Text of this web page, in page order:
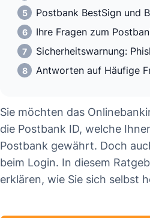
Postbank BestSign und
Ihre Fragen zum
Sicherheitswarnung:
Antworten auf Häufige
Sie möchten das
die Postbank ID, welche
Postbank gewährt. Doch
beim Login. In diesem
erklären, wie Sie sich selbst